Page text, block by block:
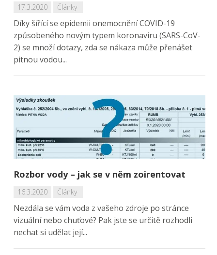
17.3.2020 Články
Díky šířící se epidemii onemocnění COVID-19
způsobeného novým typem koronaviru (SARS-CoV-
2) se množí dotazy, zda se nákaza může přenášet
pitnou vodou...
Rozbor vody – jak se v něm zoirentovat
16.3.2020 Články
Nezdála se vám voda z vašeho zdroje po stránce
vizuální nebo chuťové? Pak jste se určitě rozhodli
nechat si udělat její...